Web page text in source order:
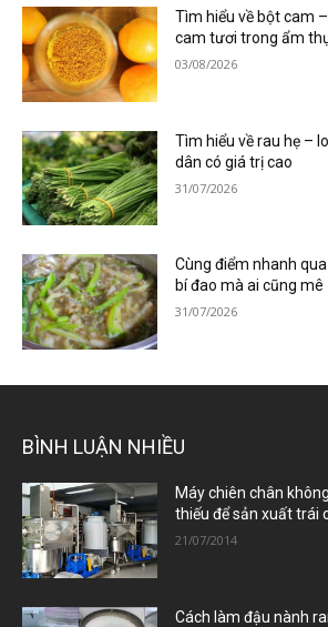
Tìm hiểu về bột cam
cam tươi trong ẩm
03/08/2026
Tìm hiểu về rau hẹ –
dân có giá trị cao
31/07/2026
Cùng điểm nhanh
bí đao mà ai cũng mê
31/07/2026
BÌNH LUẬN NHIỀU
Máy chiên chân
thiếu để sản xuất trái
21/07/2014
Cách làm đậu nành